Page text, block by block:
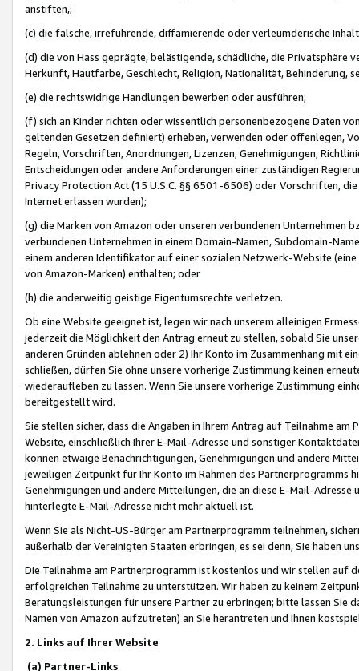
anstiften,;
(c) die falsche, irreführende, diffamierende oder verleumderische
(d) die von Hass geprägte, belästigende, schädliche, die Privatsphäre
Herkunft, Hautfarbe, Geschlecht, Religion, Nationalität, Behinderung,
(e) die rechtswidrige Handlungen bewerben oder ausführen;
(f) sich an Kinder richten oder wissentlich personenbezogene Daten
geltenden Gesetzen definiert) erheben, verwenden oder offenlegen,
Regeln, Vorschriften, Anordnungen, Lizenzen, Genehmigungen,
Entscheidungen oder andere Anforderungen einer zuständigen
Privacy Protection Act (15 U.S.C. §§ 6501-6506) oder Vorschriften,
Internet erlassen wurden);
(g) die Marken von Amazon oder unseren verbundenen Unternehmen
verbundenen Unternehmen in einem Domain-Namen, Subdomain-
einem anderen Identifikator auf einer sozialen Netzwerk-Website
von Amazon-Marken) enthalten; oder
(h) die anderweitig geistige Eigentumsrechte verletzen.
Ob eine Website geeignet ist, legen wir nach unserem alleinigen
jederzeit die Möglichkeit den Antrag erneut zu stellen, sobald Sie
anderen Gründen ablehnen oder 2) Ihr Konto im Zusammenhang mit
schließen, dürfen Sie ohne unsere vorherige Zustimmung keinen
wiederaufleben zu lassen. Wenn Sie unsere vorherige Zustimmung
bereitgestellt wird.
Sie stellen sicher, dass die Angaben in Ihrem Antrag auf Teilnahme
Website, einschließlich Ihrer E-Mail-Adresse und sonstiger
können etwaige Benachrichtigungen, Genehmigungen und andere
jeweiligen Zeitpunkt für Ihr Konto im Rahmen des Partnerprogramms
Genehmigungen und andere Mitteilungen, die an diese E-Mail-
hinterlegte E-Mail-Adresse nicht mehr aktuell ist.
Wenn Sie als Nicht-US-Bürger am Partnerprogramm teilnehmen,
außerhalb der Vereinigten Staaten erbringen, es sei denn, Sie haben
Die Teilnahme am Partnerprogramm ist kostenlos und wir stellen auf
erfolgreichen Teilnahme zu unterstützen. Wir haben zu keinem
Beratungsleistungen für unsere Partner zu erbringen; bitte lassen Sie
Namen von Amazon aufzutreten) an Sie herantreten und Ihnen
2. Links auf Ihrer Website
(a) Partner-Links